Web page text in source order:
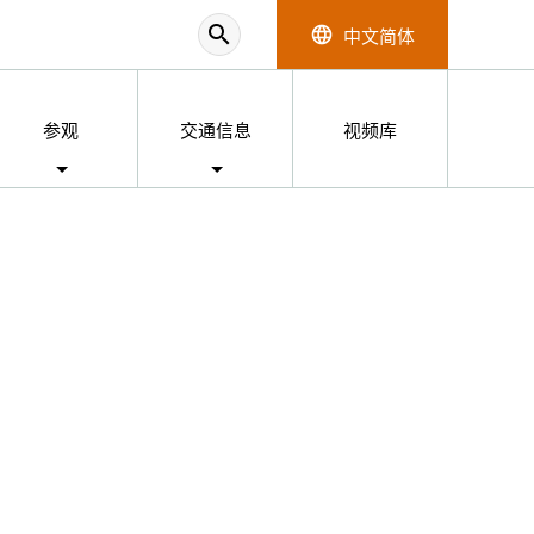
search language 中文简体
参观 交通信息 视频库